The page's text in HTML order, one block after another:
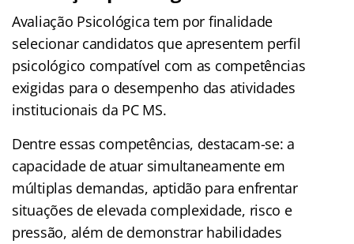
Avaliação Psicológica tem por finalidade
selecionar candidatos que apresentem perfil
psicológico compatível com as competências
exigidas para o desempenho das atividades
institucionais da PC MS.
Dentre essas competências, destacam-se: a
capacidade de atuar simultaneamente em
múltiplas demandas, aptidão para enfrentar
situações de elevada complexidade, risco e
pressão, além de demonstrar habilidades